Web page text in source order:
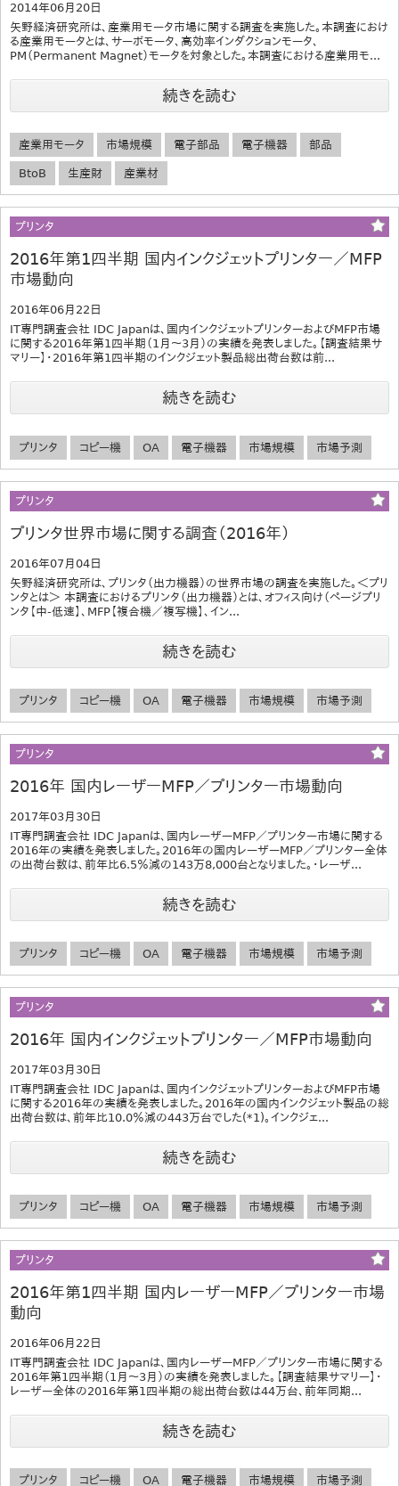
2014年06月20日
矢野経済研究所は、産業用モータ市場に関する調査を実施した。本調査におけ
る産業用モータとは、サーボモータ、高効率インダクションモータ、
PM（Permanent Magnet）モータを対象とした。本調査における産業用モ...
続きを読む
産業用モータ 市場規模 電子部品 電子機器 部品
BtoB 生産財 産業材
プリンタ
2016年第1四半期 国内インクジェットプリンター／MFP
市場動向
2016年06月22日
IT専門調査会社 IDC Japanは、国内インクジェットプリンターおよびMFP市場
に関する2016年第1四半期（1月～3月）の実績を発表しました。【調査結果サ
マリー】・2016年第1四半期のインクジェット製品総出荷台数は前...
続きを読む
プリンタ コピー機 OA 電子機器 市場規模 市場予測
プリンタ
プリンタ世界市場に関する調査（2016年）
2016年07月04日
矢野経済研究所は、プリンタ（出力機器）の世界市場の調査を実施した。＜プリ
ンタとは＞ 本調査におけるプリンタ（出力機器）とは、オフィス向け（ページプリ
ンタ【中-低速】、MFP【複合機／複写機】、イン...
続きを読む
プリンタ コピー機 OA 電子機器 市場規模 市場予測
プリンタ
2016年 国内レーザーMFP／プリンター市場動向
2017年03月30日
IT専門調査会社 IDC Japanは、国内レーザーMFP／プリンター市場に関する
2016年の実績を発表しました。2016年の国内レーザーMFP／プリンター全体
の出荷台数は、前年比6.5％減の143万8,000台となりました。・レーザ...
続きを読む
プリンタ コピー機 OA 電子機器 市場規模 市場予測
プリンタ
2016年 国内インクジェットプリンター／MFP市場動向
2017年03月30日
IT専門調査会社 IDC Japanは、国内インクジェットプリンターおよびMFP市場
に関する2016年の実績を発表しました。2016年の国内インクジェット製品の総
出荷台数は、前年比10.0％減の443万台でした(*1)。インクジェ...
続きを読む
プリンタ コピー機 OA 電子機器 市場規模 市場予測
プリンタ
2016年第1四半期 国内レーザーMFP／プリンター市場
動向
2016年06月22日
IT専門調査会社 IDC Japanは、国内レーザーMFP／プリンター市場に関する
2016年第1四半期（1月～3月）の実績を発表しました。【調査結果サマリー】・
レーザー全体の2016年第1四半期の総出荷台数は44万台、前年同期...
続きを読む
プリンタ コピー機 OA 電子機器 市場規模 市場予測